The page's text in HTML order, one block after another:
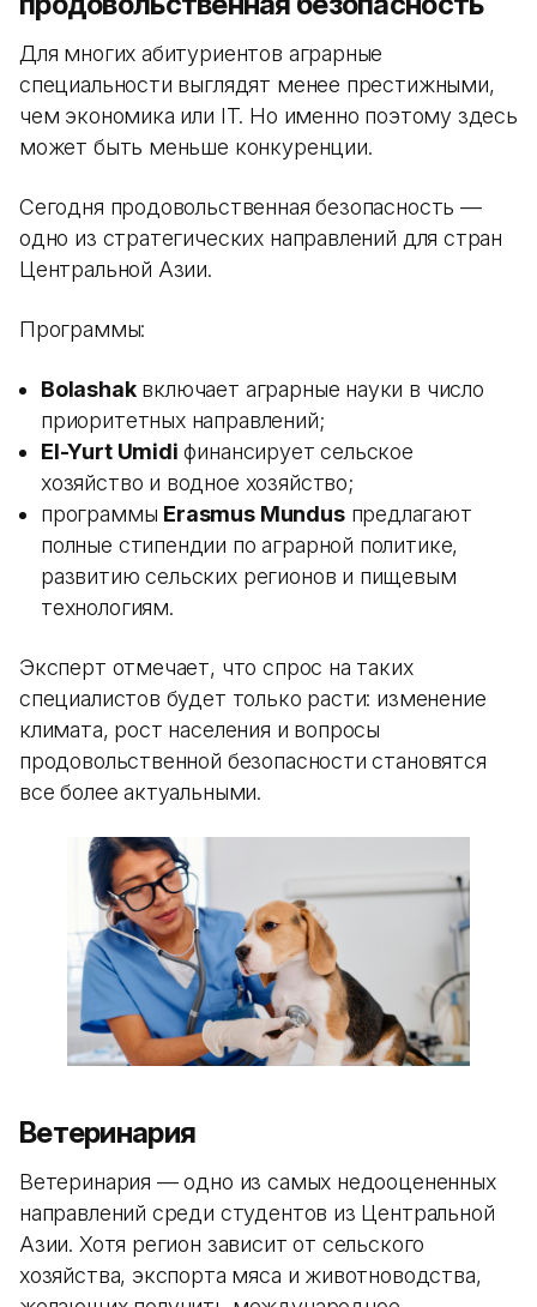
Для многих абитуриентов аграрные
специальности выглядят менее престижными,
чем экономика или IT. Но именно поэтому здесь
может быть меньше конкуренции.
Сегодня продовольственная безопасность —
одно из стратегических направлений для стран
Центральной Азии.
Программы:
Bolashakвключает аграрные науки в число
приоритетных направлений;
El-Yurt Umidi финансирует сельское
хозяйство и водное хозяйство;
программы Erasmus Mundusпредлагают
полные стипендии по аграрной политике,
развитию сельских регионов и пищевым
технологиям.
Эксперт отмечает, что спрос на таких
специалистов будет только расти: изменение
климата, рост населения и вопросы
продовольственной безопасности становятся
все более актуальными.
Ветеринария
Ветеринария — одно из самых недооцененных
направлений среди студентов из Центральной
Азии. Хотя регион зависит от сельского
хозяйства, экспорта мяса и животноводства,